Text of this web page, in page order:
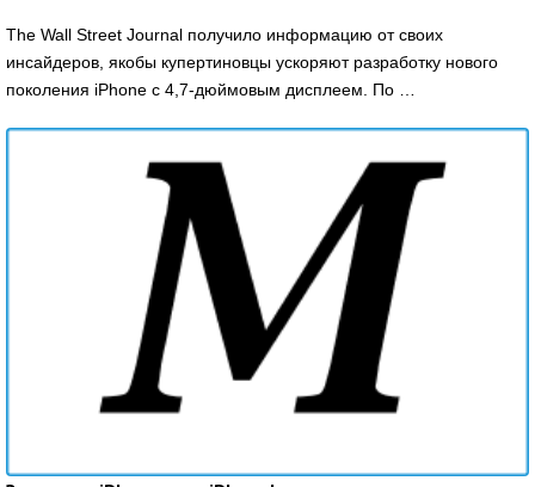
The Wall Street Journal получило информацию от своих
инсайдеров, якобы купертиновцы ускоряют разработку нового
поколения iPhone с 4,7-дюймовым дисплеем. По …